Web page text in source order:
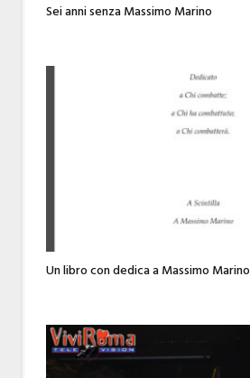
Sei anni senza Massimo Marino
Un libro con dedica a Massimo Marino